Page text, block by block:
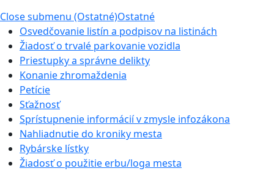
Close submenu (Ostatné)Ostatné
Osvedčovanie listín a podpisov na listinách
Žiadosť o trvalé parkovanie vozidla
Priestupky a správne delikty
Konanie zhromaždenia
Petície
Sťažnosť
Sprístupnenie informácií v zmysle infozákona
Nahliadnutie do kroniky mesta
Rybárske lístky
Žiadosť o použitie erbu/loga mesta